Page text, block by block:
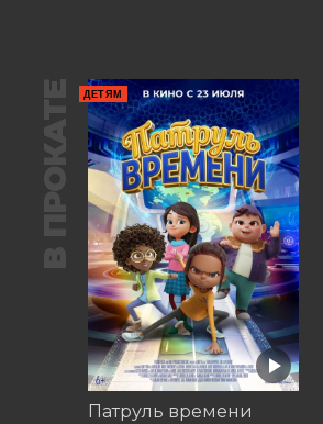
В ПРОКАТЕ ДЕТЯМ
Патруль времени